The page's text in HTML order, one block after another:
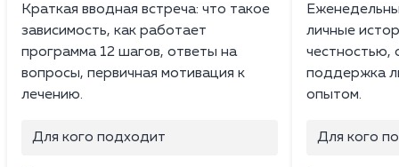
Краткая вводная встреча: что такое
зависимость, как работает
программа 12 шагов, ответы на
вопросы, первичная мотивация к
лечению.
Для кого подходит
личные
честностью,
поддержка
опытом.
Для кого